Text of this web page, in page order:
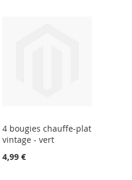
4 bougies chauffe-plat
vintage - vert
4,99 €